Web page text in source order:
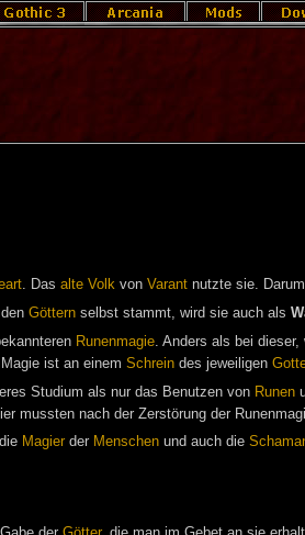
. Das alte Volkvon Varantnutzte sie.
Götternselbst stammt, wird sie auch als
Runenmagie. Anders als bei dieser,
ist an einem Schreindes jeweiligen
Studium als nur das Benutzen von Runen
mussten nach der Zerstörung der
Magierder Menschenund auch die